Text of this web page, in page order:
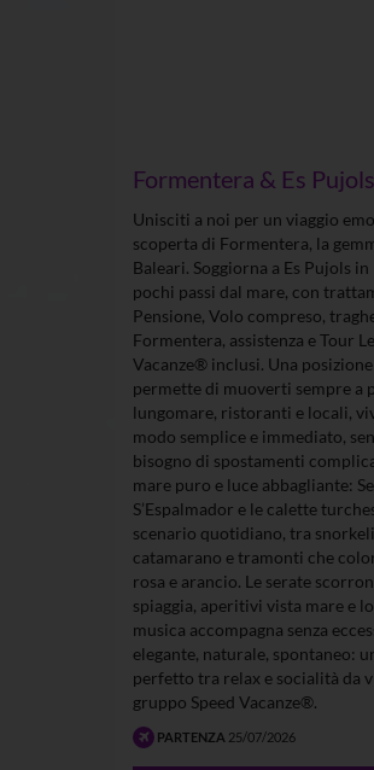
Formentera & Es Pujols
Unisciti a noi per un viaggio
scoperta di Formentera, la
Baleari. Soggiorna a Es Pujols
pochi passi dal mare, con
Pensione, Volo compreso,
Formentera, assistenza e Tour
Vacanze® inclusi. Una
permette di muoverti sempre a
lungomare, ristoranti e locali,
modo semplice e immediato,
bisogno di spostamenti
mare puro e luce abbagliante:
S’Espalmador e le calette
scenario quotidiano, tra
catamarano e tramonti che
rosa e arancio. Le serate
spiaggia, aperitivi vista mare e
musica accompagna senza
elegante, naturale, spontaneo:
perfetto tra relax e socialità da
gruppo Speed Vacanze®.
PARTENZA 25/07/2026